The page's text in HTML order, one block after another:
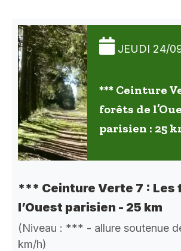
JEUDI 24/
*** Ceinture
forêts de
parisien : 25
*** Ceinture Verte 7 : Les
l’Ouest parisien - 25 km
(Niveau : *** - allure soutenue
km/h)